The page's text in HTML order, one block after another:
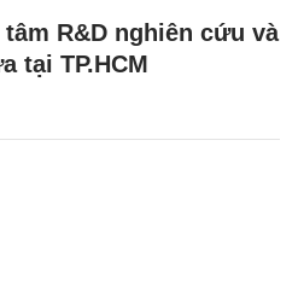
R&D nghiên cứu và
tại TP.HCM